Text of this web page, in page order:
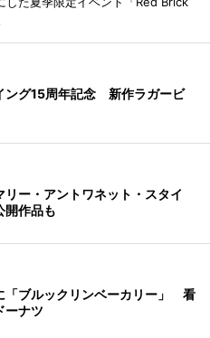
ング15周年記念 新作ラガービ
リー・アントワネット・スタイ
作品も
「ブルックリンベーカリー」 看
ーナツ